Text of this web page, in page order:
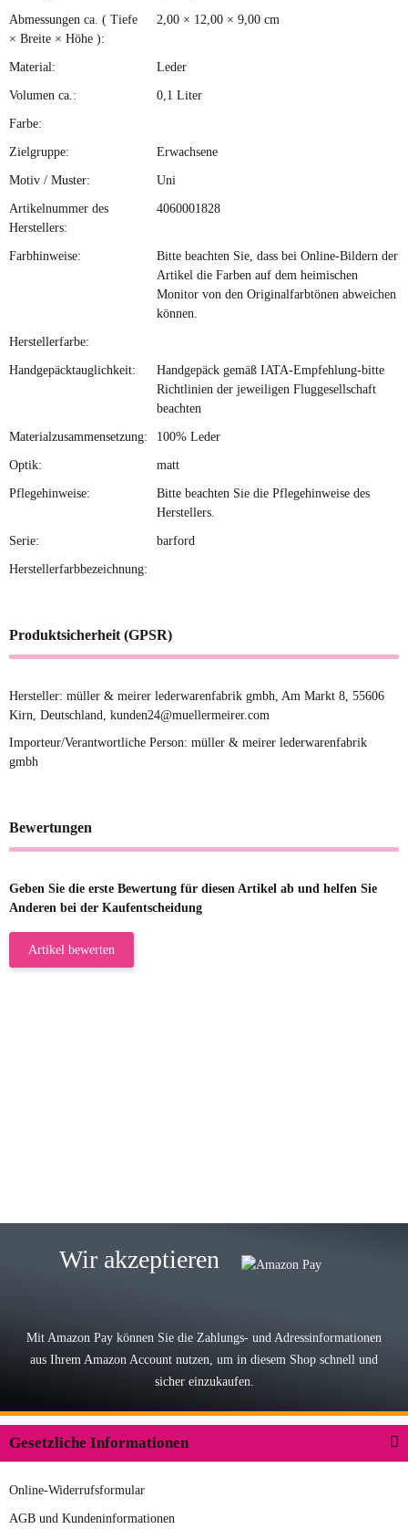
Abmessungen ca. ( Tiefe
× Breite × Höhe ):
2,00 × 12,00 × 9,00 cm
Material: Leder
Volumen ca.: 0,1 Liter
Farbe:
Zielgruppe: Erwachsene
Motiv / Muster: Uni
Artikelnummer des
Herstellers:
4060001828
Farbhinweise:
Bitte beachten Sie, dass bei Online-Bildern der
Artikel die Farben auf dem heimischen
Monitor von den Originalfarbtönen abweichen
können.
Herstellerfarbe:
Handgepäcktauglichkeit:
Handgepäck gemäß IATA-Empfehlung-bitte
Richtlinien der jeweiligen Fluggesellschaft
beachten
Materialzusammensetzung: 100% Leder
Optik: matt
Pflegehinweise:
Bitte beachten Sie die Pflegehinweise des
Herstellers.
Serie: barford
Herstellerfarbbezeichnung:
Produktsicherheit (GPSR)
Hersteller: müller & meirer lederwarenfabrik gmbh, Am Markt 8, 55606
Kirn, Deutschland, kunden24@muellermeirer.com
Importeur/Verantwortliche Person: müller & meirer lederwarenfabrik
gmbh
Bewertungen
Geben Sie die erste Bewertung für diesen Artikel ab und helfen Sie
Anderen bei der Kaufentscheidung
Artikel bewerten
Lieferung, man kann bedenkenlos
Der Koffer macht einen sehr soliden
Wir akzeptieren
Mit Amazon Pay können Sie die Zahlungs- und Adressinformationen
aus Ihrem Amazon Account nutzen, um in diesem Shop schnell und
sicher einzukaufen.
Gesetzliche Informationen
Online-Widerrufsformular
AGB und Kundeninformationen